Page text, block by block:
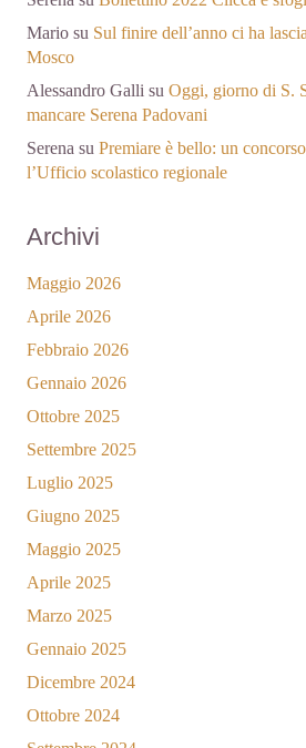
Mario su Sul finire dell’anno ci ha
Mosco
Alessandro Galli su Oggi, giorno di S.
mancare Serena Padovani
Serena su Premiare è bello: un
l’Ufficio scolastico regionale
Archivi
Maggio 2026
Aprile 2026
Febbraio 2026
Gennaio 2026
Ottobre 2025
Settembre 2025
Luglio 2025
Giugno 2025
Maggio 2025
Aprile 2025
Marzo 2025
Gennaio 2025
Dicembre 2024
Ottobre 2024